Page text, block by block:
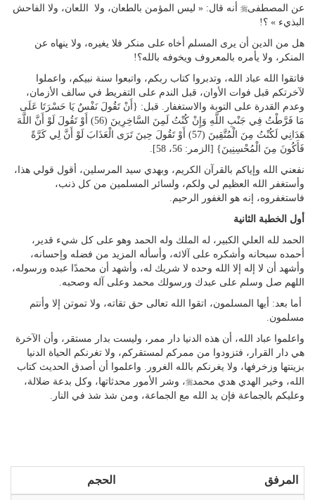
عن المصطفىr أنه قال: « ليس المؤمن بالطعان، ولا اللعان، ولا الفاحش
البذيء » ؟!
هل من الدين أن يرى المسلم أخاه على منكر فلا يغيره، ولا ينهاه عن
المنكر، ولا يأمره بالمعروف ويخوفه بالله؟!
فاتقوا الله عباد الله، وتدبروا كتاب ربكم، واتبعوا سنة نبيكم، واعملوا
لآخرتكم قبل فوات الأوان، قبل الندم على التفريط في سالف الأزمان،
وعدم القدرة على التوبة والاستغفار. قبل: {أَنْ تَقُولَ نَفْسٌ يَا حَسْرَتَا عَلَى
مَا فَرَّطْتُ فِي جَنْبِ اللَّهِ وَإِنْ كُنْتُ لَمِنَ السَّاخِرِينَ (56) أَوْ تَقُولَ لَوْ أَنَّ اللَّهَ
هَدَانِي لَكُنْتُ مِنَ الْمُتَّقِينَ (57) أَوْ تَقُولَ حِينَ تَرَى الْعَذَابَ لَوْ أَنَّ لِي كَرَّةً
فَأَكُونَ مِنَ الْمُحْسِنِينَ} [الزمر: 56، 58].
نفعني الله وإياكم بالقرآن الكريم، وبهدي سيد المرسلين، أقول قولي هذا،
وأستغفر الله العظيم لي ولكم، ولسائر المسلمين من كل ذنب،
فاستغفروه، إنه هو الغفور الرحيم.
أول الخطبة الثانية
الحمد لله العلي الكبير، له الملك وله الحمد وهو على كل شيء قدير،
أحمده سبحانه وأشكره على آلائه، وأسأله المزيد من فضله وإحسانه،
وأشهد أن لا إله إلا الله وحده لا شريك له، وأشهد أن محمدًا عبده ورسوله،
اللهم صل وسلم على عبدك ورسولك محمد وعلى آله وصحبه.
أما بعد: أيها المسلمون، اتقوا الله تعالى حق تقاته، ولا تموتن إلا وأنتم
مسلمون.
واعلموا عباد الله، أن هذه الدنيا دار ممر، وليست بدار مستقر، وأن الآخرة
هي دار القرار، فتزودوا من ممركم لمستقركم، ولا تغرنكم الحياة الدنيا
بزينتها وزخرفها، ولا يغرنكم بالله الغرور. واعلموا أن أصدق الحديث كتاب
الله، وخير الهدي هدي محمدr، وشر الأمور محدثاتها، وكل بدعة ضلالة،
وعليكم بالجماعة فإن يد الله مع الجماعة، ومن شذ شذ في النار.
المرفق الحجم